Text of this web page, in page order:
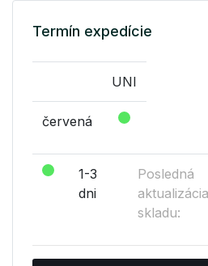
Termín expedície
UNI
červená
1-3
dni
Posledná
aktualizácia
skladu: